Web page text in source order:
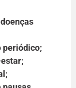
periódico;